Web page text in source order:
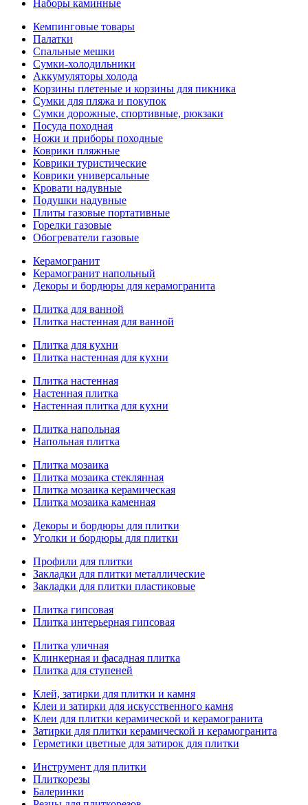
Наборы каминные
Кемпинговые товары
Палатки
Спальные мешки
Сумки-холодильники
Аккумуляторы холода
Корзины плетеные и корзины для пикника
Сумки для пляжа и покупок
Сумки дорожные, спортивные, рюкзаки
Посуда походная
Ножи и приборы походные
Коврики пляжные
Коврики туристические
Коврики универсальные
Кровати надувные
Подушки надувные
Плиты газовые портативные
Горелки газовые
Обогреватели газовые
Керамогранит
Керамогранит напольный
Декоры и бордюры для керамогранита
Плитка для ванной
Плитка настенная для ванной
Плитка для кухни
Плитка настенная для кухни
Плитка настенная
Настенная плитка
Настенная плитка для кухни
Плитка напольная
Напольная плитка
Плитка мозаика
Плитка мозаика стеклянная
Плитка мозаика керамическая
Плитка мозаика каменная
Декоры и бордюры для плитки
Уголки и бордюры для плитки
Профили для плитки
Закладки для плитки металлические
Закладки для плитки пластиковые
Плитка гипсовая
Плитка интерьерная гипсовая
Плитка уличная
Клинкерная и фасадная плитка
Плитка для ступеней
Клей, затирки для плитки и камня
Клеи и затирки для искусственного камня
Клеи для плитки керамической и керамогранита
Затирки для плитки керамической и керамогранита
Герметики цветные для затирок для плитки
Инструмент для плитки
Плиткорезы
Балеринки